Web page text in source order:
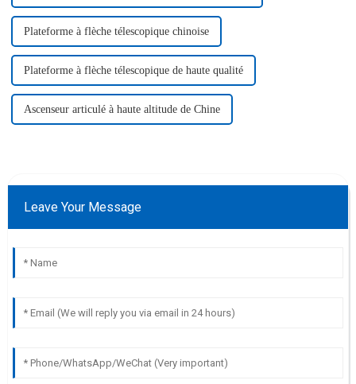
Plateforme à flèche télescopique chinoise
Plateforme à flèche télescopique de haute qualité
Ascenseur articulé à haute altitude de Chine
Leave Your Message